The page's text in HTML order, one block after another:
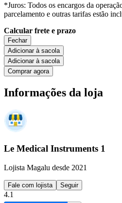
*Juros: Todos os encargos da
parcelamento e outras tarifas estão
Calcular frete e prazo
Fechar
Adicionar à sacola
Adicionar à sacola
Comprar agora
Informações da loja
Le Medical Instruments 1
Lojista Magalu desde 2021
Fale com lojista Seguir
4.1